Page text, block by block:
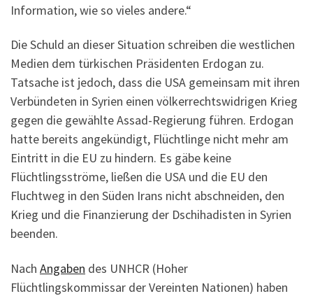
Information, wie so vieles andere.“
Die Schuld an dieser Situation schreiben die westlichen
Medien dem türkischen Präsidenten Erdogan zu.
Tatsache ist jedoch, dass die USA gemeinsam mit ihren
Verbündeten in Syrien einen völkerrechtswidrigen Krieg
gegen die gewählte Assad-Regierung führen. Erdogan
hatte bereits angekündigt, Flüchtlinge nicht mehr am
Eintritt in die EU zu hindern. Es gäbe keine
Flüchtlingsströme, ließen die USA und die EU den
Fluchtweg in den Süden Irans nicht abschneiden, den
Krieg und die Finanzierung der Dschihadisten in Syrien
beenden.
Nach Angaben des UNHCR (Hoher
Flüchtlingskommissar der Vereinten Nationen) haben